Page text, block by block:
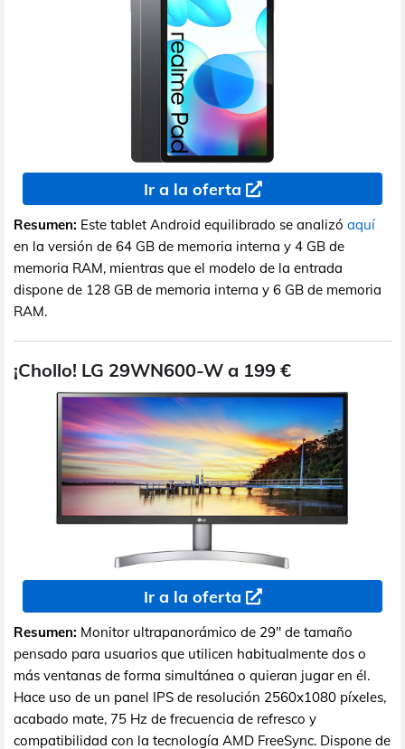
Ir a la oferta
Resumen: Este tablet Android equilibrado se analizó aquí
en la versión de 64 GB de memoria interna y 4 GB de
memoria RAM, mientras que el modelo de la entrada
dispone de 128 GB de memoria interna y 6 GB de memoria
RAM.
¡Chollo! LG 29WN600-W a 199 €
Ir a la oferta
Resumen: Monitor ultrapanorámico de 29" de tamaño
pensado para usuarios que utilicen habitualmente dos o
más ventanas de forma simultánea o quieran jugar en él.
Hace uso de un panel IPS de resolución 2560x1080 píxeles,
acabado mate, 75 Hz de frecuencia de refresco y
compatibilidad con la tecnología AMD FreeSync. Dispone de